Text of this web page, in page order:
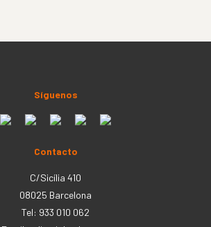
Síguenos
Contacto
C/Sicília 410
08025 Barcelona
Tel: 933 010 062